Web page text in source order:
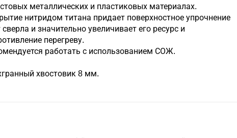
металлических и пластиковых материалах.
нитридом титана придает поверхностное упрочнение
сверла и значительно увеличивает его ресурс и
перегреву.
работать с использованием СОЖ.
хвостовик 8 мм.